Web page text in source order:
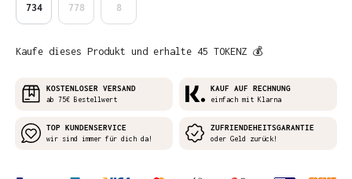
734 778 8
Kaufe dieses Produkt und erhalte 45 TOKENZ 💰
KOSTENLOSER VERSAND
ab 75€ Bestellwert
KAUF AUF RECHNUNG
einfach mit Klarna
TOP KUNDENSERVICE
wir sind immer für dich da!
ZUFRIENDEHEITSGARANTIE
oder Geld zurück!